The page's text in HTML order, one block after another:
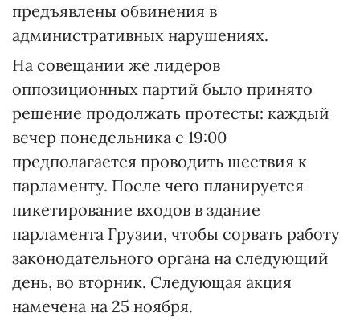
предъявлены обвинения в
административных нарушениях.
На совещании же лидеров
оппозиционных партий было принято
решение продолжать протесты: каждый
вечер понедельника с 19:00
предполагается проводить шествия к
парламенту. После чего планируется
пикетирование входов в здание
парламента Грузии, чтобы сорвать работу
законодательного органа на следующий
день, во вторник. Следующая акция
намечена на 25 ноября.